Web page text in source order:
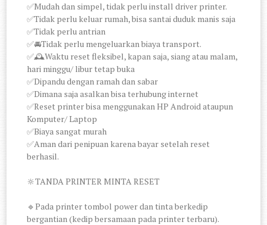
✅Mudah dan simpel, tidak perlu install driver printer.
✅Tidak perlu keluar rumah, bisa santai duduk manis saja
✅Tidak perlu antrian
✅🚘Tidak perlu mengeluarkan biaya transport.
✅🕰Waktu reset fleksibel, kapan saja, siang atau malam,
hari minggu/ libur tetap buka
✅Dipandu dengan ramah dan sabar
✅Dimana saja asalkan bisa terhubung internet
✅Reset printer bisa menggunakan HP Android ataupun
Komputer/ Laptop
✅Biaya sangat murah
✅Aman dari penipuan karena bayar setelah reset
berhasil.
🔆TANDA PRINTER MINTA RESET
🔹Pada printer tombol power dan tinta berkedip
bergantian (kedip bersamaan pada printer terbaru).